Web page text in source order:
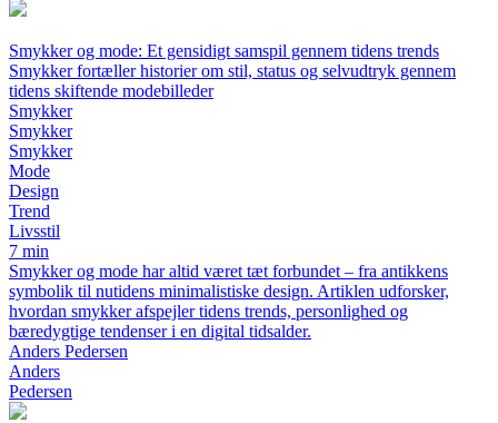
Smykker og mode: Et gensidigt samspil gennem tidens trends
Smykker fortæller historier om stil, status og selvudtryk gennem
tidens skiftende modebilleder
Smykker
Smykker
Smykker
Mode
Design
Trend
Livsstil
7 min
Smykker og mode har altid været tæt forbundet – fra antikkens
symbolik til nutidens minimalistiske design. Artiklen udforsker,
hvordan smykker afspejler tidens trends, personlighed og
bæredygtige tendenser i en digital tidsalder.
Anders Pedersen
Anders
Pedersen